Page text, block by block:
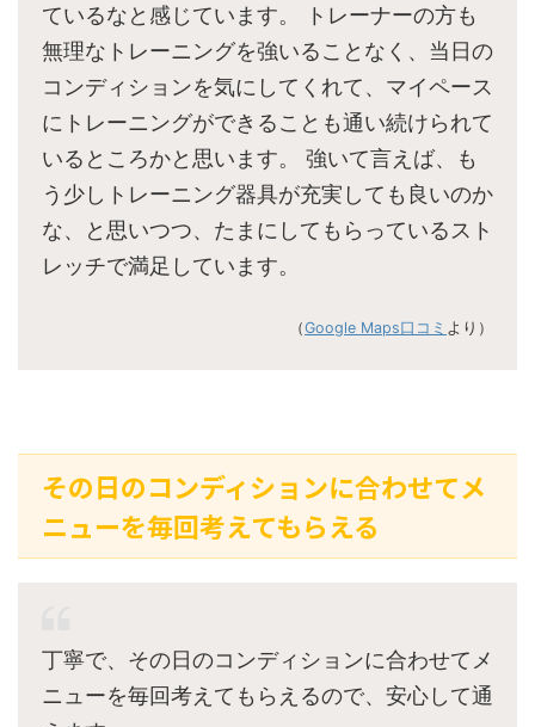
ているなと感じています。 トレーナーの方も
無理なトレーニングを強いることなく、当日の
コンディションを気にしてくれて、マイペース
にトレーニングができることも通い続けられて
いるところかと思います。 強いて言えば、も
う少しトレーニング器具が充実しても良いのか
な、と思いつつ、たまにしてもらっているスト
レッチで満足しています。
（Google Maps口コミ より）
その日のコンディションに合わせてメ
ニューを毎回考えてもらえる
丁寧で、その日のコンディションに合わせてメ
ニューを毎回考えてもらえるので、安心して通